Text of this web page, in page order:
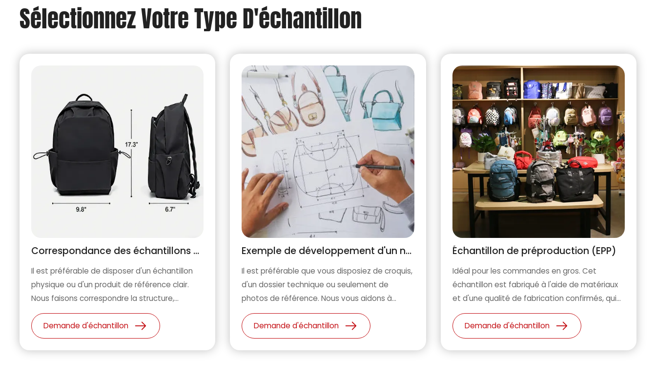
Sélectionnez Votre Type D'échantillon
Correspondance des échantillons de référence
Il est préférable de disposer d'un échantillon
physique ou d'un produit de référence clair.
Nous faisons correspondre la structure,
l'exécution et les principaux détails, puis nous
les adaptons en fonction de vos besoins en
matière d'image de marque.
Demande d'échantillon
Exemple de développement d'un nouveau design
Il est préférable que vous disposiez de croquis,
d'un dossier technique ou seulement de
photos de référence. Nous vous aidons à
confirmer la structure, les matériaux, les
accessoires et la faisabilité de la fabrication.
Demande d'échantillon
Échantillon de préproduction (EPP)
Idéal pour les commandes en gros. Cet
échantillon est fabriqué à l'aide de matériaux
et d'une qualité de fabrication confirmés, qui
constituent la norme finale avant la
production en série.
Demande d'échantillon